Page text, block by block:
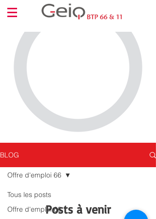
BLOG
Tous les posts
Offre d'emploi 66
Offre d'emploi 66
Posts à venir